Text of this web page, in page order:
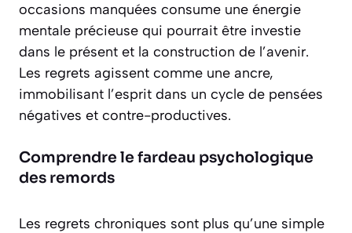
occasions manquées consume une énergie
mentale précieuse qui pourrait être investie
dans le présent et la construction de l’avenir.
Les regrets agissent comme une ancre,
immobilisant l’esprit dans un cycle de pensées
négatives et contre-productives.
Comprendre le fardeau psychologique
des remords
Les regrets chroniques sont plus qu’une simple